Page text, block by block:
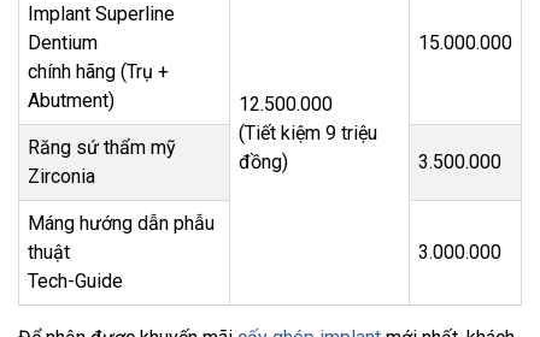
Implant Superline
Dentium
chính hãng (Trụ +
Abutment)
12.500.000
(Tiết kiệm 9 triệu
đồng)
15.000.000
Răng sứ thẩm mỹ
Zirconia
3.500.000
Máng hướng dẫn phẫu
thuật
Tech-Guide
3.000.000